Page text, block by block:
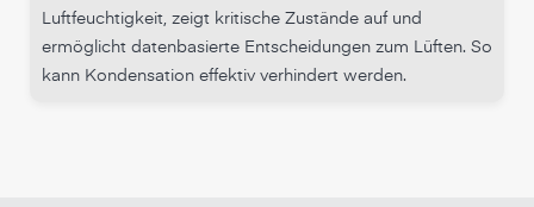
Luftfeuchtigkeit, zeigt kritische Zustände auf und
ermöglicht datenbasierte Entscheidungen zum Lüften. So
kann Kondensation effektiv verhindert werden.